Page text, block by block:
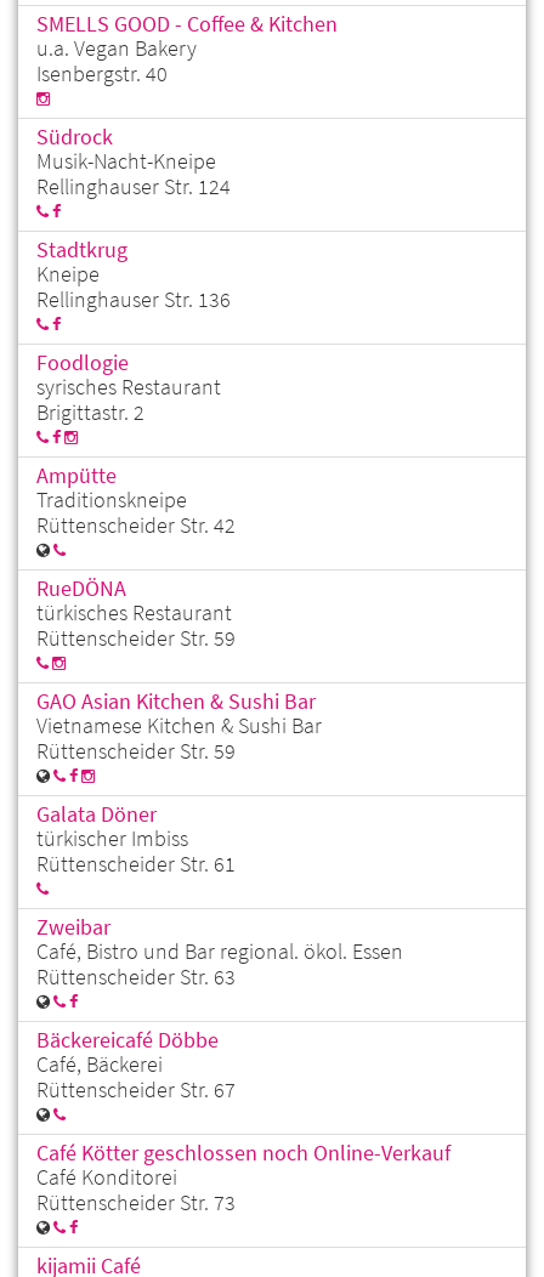
SMELLS GOOD - Coffee & Kitchen
u.a. Vegan Bakery
Isenbergstr. 40
Südrock
Musik-Nacht-Kneipe
Rellinghauser Str. 124
Stadtkrug
Kneipe
Rellinghauser Str. 136
Foodlogie
syrisches Restaurant
Brigittastr. 2
Ampütte
Traditionskneipe
Rüttenscheider Str. 42
RueDÖNA
türkisches Restaurant
Rüttenscheider Str. 59
GAO Asian Kitchen & Sushi Bar
Vietnamese Kitchen & Sushi Bar
Rüttenscheider Str. 59
Galata Döner
türkischer Imbiss
Rüttenscheider Str. 61
Zweibar
Café, Bistro und Bar regional. ökol. Essen
Rüttenscheider Str. 63
Bäckereicafé Döbbe
Café, Bäckerei
Rüttenscheider Str. 67
Café Kötter geschlossen noch Online-Verkauf
Café Konditorei
Rüttenscheider Str. 73
kijamii Café